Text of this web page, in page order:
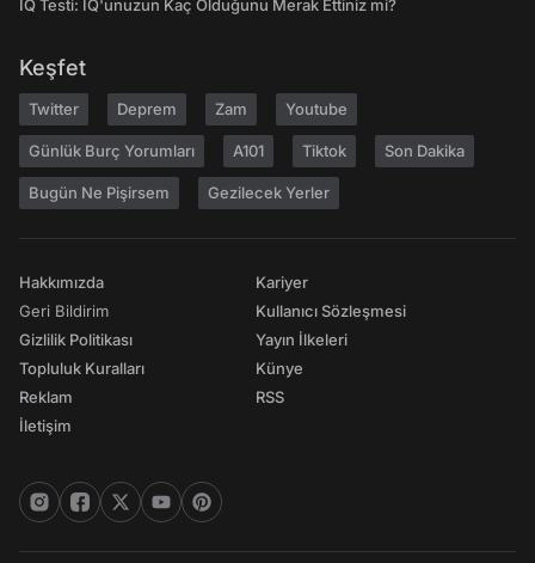
IQ Testi: IQ'unuzun Kaç Olduğunu Merak Ettiniz mi?
Keşfet
Twitter Deprem Zam Youtube
Günlük Burç Yorumları A101 Tiktok Son Dakika
Bugün Ne Pişirsem Gezilecek Yerler
Hakkımızda
Geri Bildirim
Gizlilik Politikası
Topluluk Kuralları
Reklam
İletişim
Kariyer
Kullanıcı Sözleşmesi
Yayın İlkeleri
Künye
RSS